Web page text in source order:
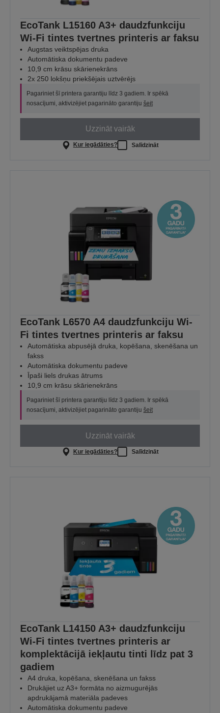
EcoTank L15160 A3+ daudzfunkciju
Wi-Fi tintes tvertnes printeris ar faksu
Augstas veiktspējas druka
Automātiska dokumentu padeve
10,9 cm krāsu skārienekrāns
2x 250 lokšņu priekšējais uztvērējs
Pagariniet šī printera garantiju līdz 3 gadiem. Ir spēkā
nosacījumi, aktivizējiet pagarināto garantiju šeit
Uzzināt vairāk
Kur iegādāties? Salīdzināt
EcoTank L6570 A4 daudzfunkciju Wi-
Fi tintes tvertnes printeris ar faksu
Automātiska abpusējā druka, kopēšana, skenēšana un
fakss
Automātiska dokumentu padeve
Īpaši liels drukas ātrums
10,9 cm krāsu skārienekrāns
Pagariniet šī printera garantiju līdz 3 gadiem. Ir spēkā
nosacījumi, aktivizējiet pagarināto garantiju šeit
Uzzināt vairāk
Kur iegādāties? Salīdzināt
EcoTank L14150 A3+ daudzfunkciju
Wi-Fi tintes tvertnes printeris ar
komplektācijā iekļautu tinti līdz pat 3
gadiem
A4 druka, kopēšana, skenēšana un fakss
Drukājiet uz A3+ formāta no aizmugurējās
apdrukājamā materiāla padeves
Automātiska dokumentu padeve